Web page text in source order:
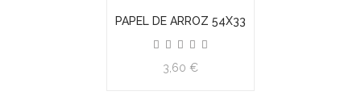
PAPEL DE ARROZ 54X33
3,60 €